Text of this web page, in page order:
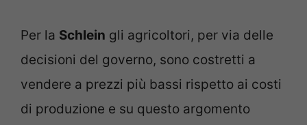
Per la Schlein gli agricoltori, per via delle
decisioni del governo, sono costretti a
vendere a prezzi più bassi rispetto ai costi
di produzione e su questo argomento